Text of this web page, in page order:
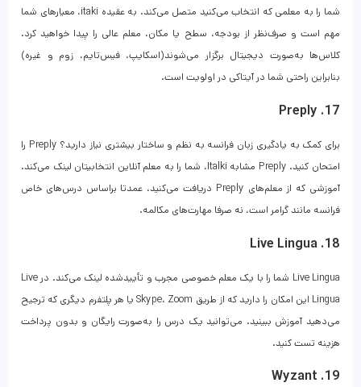
شما را به معلمی که انتخاب می‌کنید متصل می‌کند. به عقیده itaki، معیارهای شما
مهم است و صرف‌نظر از بودجه، سطح یا مکان، معلم عالی را پیدا خواهید کرد.
کلاس‌ها به‌صورت دیجیتال برگزار می‌شوند(اسکایپ، فیس‌تایم، زوم و غیره)
بنابراین راحتی شما در آیتاکی در اولویت است.
17. Preply
برای کمک به یادگیری زبان فرانسه به نظم و ساختار بیشتری نیاز دارید؟ Preply را
امتحان کنید. Preply مشابه Italki، شما را به معلم آنلاین انتخابیتان لینک می‌کند.
آموزشی که از معلم‌های Preply دریافت می‌کنید، عمدتا براساس درس‌های خاص
فرانسه مانند گرامر است، نه صرفا مهارت‌های مکالمه.
18. Live Lingua
Live Lingua شما را با یک معلم خصوصی مجرب و تأییدشده لینک می‌کند. در Live
Lingua این امکان را دارید که از طریق Skype، Zoom یا هر پلتفرم دیگری که ترجیح
می‌دهید آموزش ببینید. می‌توانید یک درس را به‌صورت رایگان و بدون پرداخت
هزینه تست کنید.
19. Wyzant